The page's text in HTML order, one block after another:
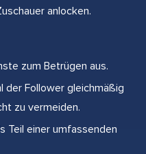
anlocken.
zum Betrügen aus.
der Follower gleichmäßig
zu vermeiden.
Teil einer umfassenden